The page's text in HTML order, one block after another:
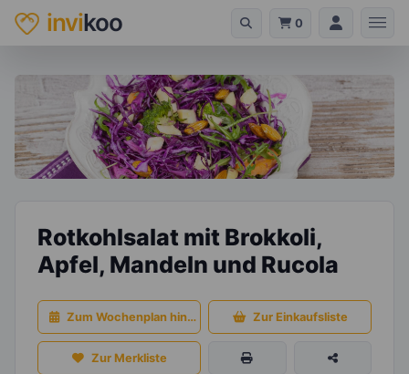
invikoo 0
Rotkohlsalat mit Brokkoli,
Apfel, Mandeln und Rucola
Zum Wochenplan hinzufügen Zur Einkaufsliste
Zur Merkliste